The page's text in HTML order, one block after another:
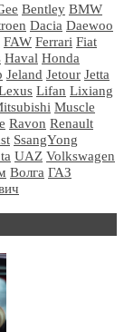
Bentley BMW
Dacia Daewoo
FAW Ferrari Fiat
Haval Honda
Jeland Jetour Jetta
Lifan Lixiang
Muscle
Ravon Renault
SsangYong
UAZ Volkswagen
Волга ГАЗ